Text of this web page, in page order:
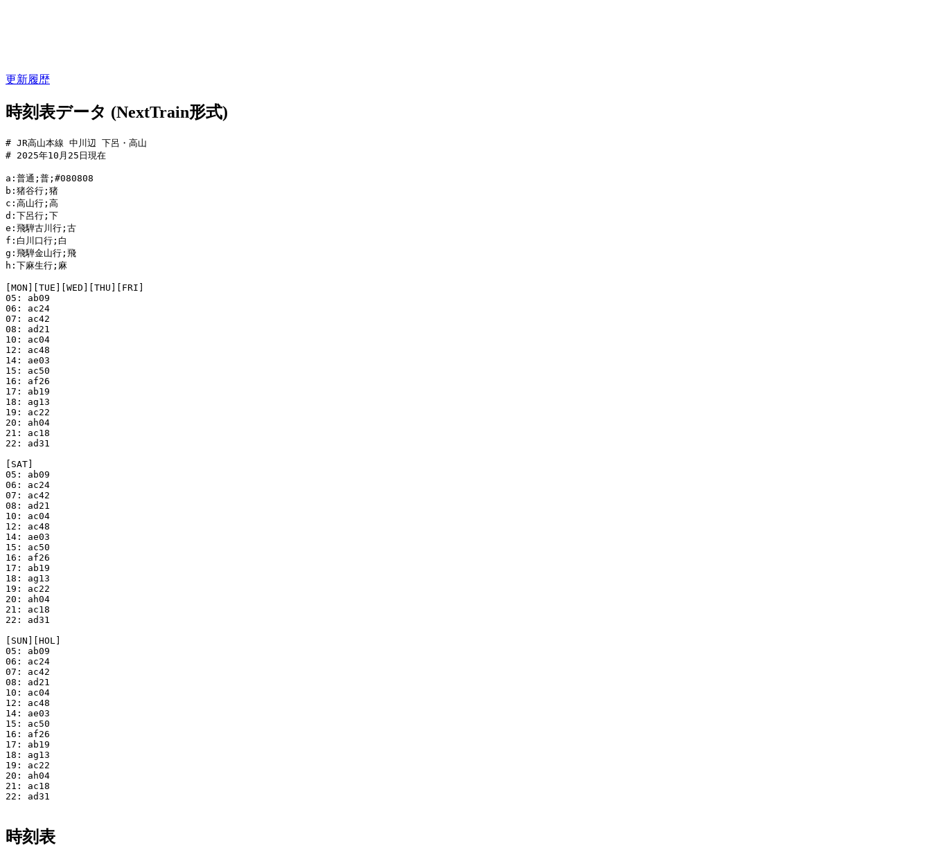
更新履歴
時刻表データ (NextTrain形式)
# JR高山本線 中川辺 下呂・高山
# 2025年10月25日現在
a:普通;普;#080808
b:猪谷行;猪
c:高山行;高
d:下呂行;下
e:飛騨古川行;古
f:白川口行;白
g:飛騨金山行;飛
h:下麻生行;麻
[MON][TUE][WED][THU][FRI]
05: ab09
06: ac24
07: ac42
08: ad21
10: ac04
12: ac48
14: ae03
15: ac50
16: af26
17: ab19
18: ag13
19: ac22
20: ah04
21: ac18
22: ad31
[SAT]
05: ab09
06: ac24
07: ac42
08: ad21
10: ac04
12: ac48
14: ae03
15: ac50
16: af26
17: ab19
18: ag13
19: ac22
20: ah04
21: ac18
22: ad31
[SUN][HOL]
05: ab09
06: ac24
07: ac42
08: ad21
10: ac04
12: ac48
14: ae03
15: ac50
16: af26
17: ab19
18: ag13
19: ac22
20: ah04
21: ac18
22: ad31
時刻表